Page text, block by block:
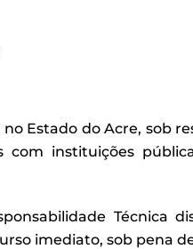
Estado do Acre, sob
com instituições
Técnica
imediato, sob pena